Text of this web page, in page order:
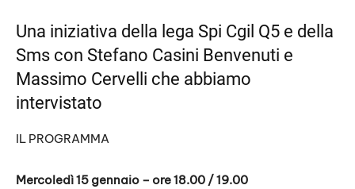
EMBED
Una iniziativa della lega Spi Cgil Q5 e della
Sms con Stefano Casini Benvenuti e
Massimo Cervelli che abbiamo
intervistato
IL PROGRAMMA
Mercoledì 15 gennaio – ore 18.00 / 19.00